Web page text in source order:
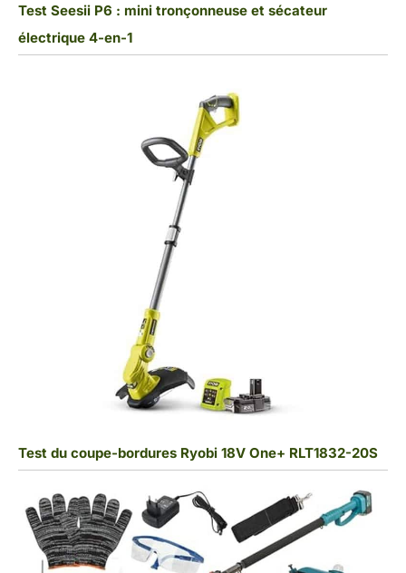
Test Seesii P6 : mini tronçonneuse et sécateur
électrique 4-en-1
Test du coupe-bordures Ryobi 18V One+ RLT1832-20S